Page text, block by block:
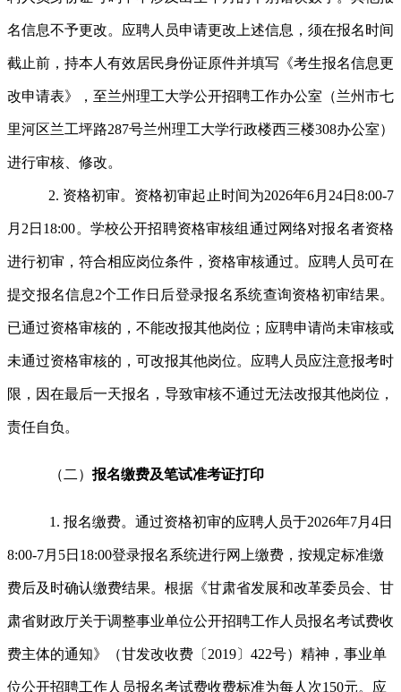
名信息不予更改。应聘人员申请更改上述信息，须在报名时间
截止前，持本人有效居民身份证原件并填写《考生报名信息更
改申请表》，至兰州理工大学公开招聘工作办公室（兰州市七
里河区兰工坪路287号兰州理工大学行政楼西三楼308办公室）
进行审核、修改。
2. 资格初审。资格初审起止时间为2026年6月24日8:00-7
月2日18:00。学校公开招聘资格审核组通过网络对报名者资格
进行初审，符合相应岗位条件，资格审核通过。应聘人员可在
提交报名信息2个工作日后登录报名系统查询资格初审结果。
已通过资格审核的，不能改报其他岗位；应聘申请尚未审核或
未通过资格审核的，可改报其他岗位。应聘人员应注意报考时
限，因在最后一天报名，导致审核不通过无法改报其他岗位，
责任自负。
（二） 报名缴费及笔试准考证打印
1. 报名缴费。通过资格初审的应聘人员于2026年7月4日
8:00-7月5日18:00登录报名系统进行网上缴费，按规定标准缴
费后及时确认缴费结果。根据《甘肃省发展和改革委员会、甘
肃省财政厅关于调整事业单位公开招聘工作人员报名考试费收
费主体的通知》（甘发改收费〔2019〕422号）精神，事业单
位公开招聘工作人员报名考试费收费标准为每人次150元。应